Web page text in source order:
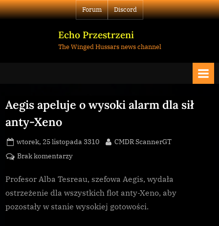
Skip
to
Forum Discord
Echo Przestrzeni
The Winged Hussars news channel
Aegis apeluje o wysoki alarm dla sił
anty-Xeno
Posted
on
wtorek, 25 listopada 3310 By
CMDR ScannerGT
Brak komentarzydo
apeluje
alarm
Profesor Alba Tesreau, szefowa Aegis, wydała
ostrzeżenie dla wszystkich flot anty-Xeno, aby
pozostały w stanie wysokiej gotowości.